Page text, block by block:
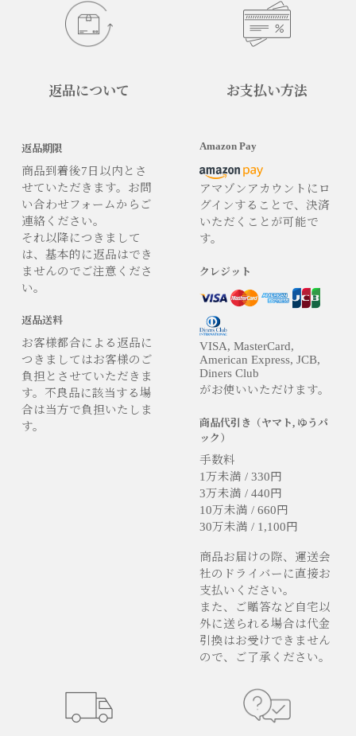
返品について
返品期限
商品到着後7日以内とさ
せていただきます。お問
い合わせフォームからご
連絡ください。
それ以降につきまして
は、基本的に返品はでき
ませんのでご注意くださ
い。
返品送料
お客様都合による返品に
つきましてはお客様のご
負担とさせていただきま
す。不良品に該当する場
合は当方で負担いたしま
す。
お支払い方法
Amazon Pay
アマゾンアカウントにロ
グインすることで、決済
いただくことが可能で
す。
クレジット
VISA, MasterCard,
American Express, JCB,
Diners Club
がお使いいただけます。
商品代引き（ヤマト, ゆうパ
ック）
手数料
1万未満 / 330円
3万未満 / 440円
10万未満 / 660円
30万未満 / 1,100円
商品お届けの際、運送会
社のドライバーに直接お
支払いください。
また、ご贈答など自宅以
外に送られる場合は代金
引換はお受けできません
ので、ご了承ください。